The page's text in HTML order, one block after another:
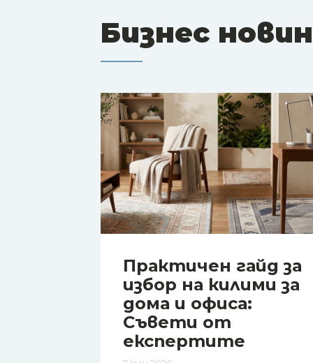
Бизнес
Практичен гайд за
избор на килими за
дома и офиса:
Съвети от
експертите